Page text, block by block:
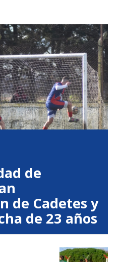
de
de Cadetes y
de 23 años